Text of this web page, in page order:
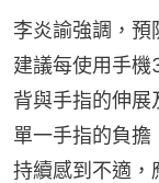
李炎諭強調，
建議每使用手
背與手指的伸
單一手指的負擔
持續感到不適，